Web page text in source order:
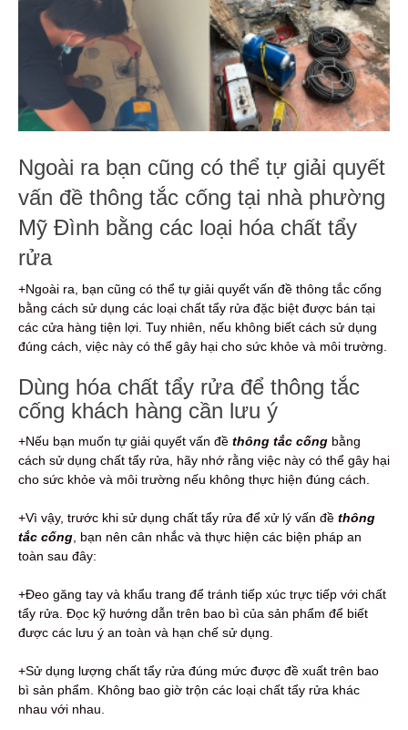
Ngoài ra bạn cũng có thể tự giải quyết
vấn đề thông tắc cống tại nhà phường
Mỹ Đình bằng các loại hóa chất tẩy
rửa
+Ngoài ra, bạn cũng có thể tự giải quyết vấn đề thông tắc cống
bằng cách sử dụng các loại chất tẩy rửa đặc biệt được bán tại
các cửa hàng tiện lợi. Tuy nhiên, nếu không biết cách sử dụng
đúng cách, việc này có thể gây hại cho sức khỏe và môi trường.
Dùng hóa chất tẩy rửa để thông tắc
cống khách hàng cần lưu ý
+Nếu bạn muốn tự giải quyết vấn đề thông tắc cống bằng
cách sử dụng chất tẩy rửa, hãy nhớ rằng việc này có thể gây hại
cho sức khỏe và môi trường nếu không thực hiện đúng cách.
+Vì vậy, trước khi sử dụng chất tẩy rửa để xử lý vấn đề thông
tắc cống , bạn nên cân nhắc và thực hiện các biện pháp an
toàn sau đây:
+Đeo găng tay và khẩu trang để tránh tiếp xúc trực tiếp với chất
tẩy rửa. Đọc kỹ hướng dẫn trên bao bì của sản phẩm để biết
được các lưu ý an toàn và hạn chế sử dụng.
+Sử dụng lượng chất tẩy rửa đúng mức được đề xuất trên bao
bì sản phẩm. Không bao giờ trộn các loại chất tẩy rửa khác
nhau với nhau.